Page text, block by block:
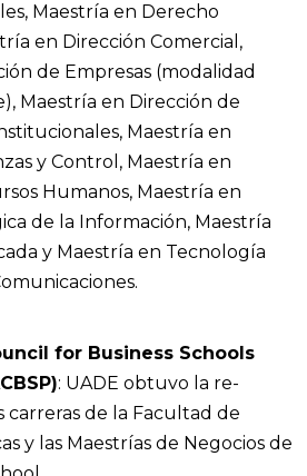
Maestría en Derecho
en Dirección Comercial,
de Empresas (modalidad
Maestría en Dirección de
Maestría en
y Control, Maestría en
Humanos, Maestría en
de la Información, Maestría
y Maestría en Tecnología
for Business Schools
: UADE obtuvo la re-
carreras de la Facultad de
y las Maestrías de Negocios de